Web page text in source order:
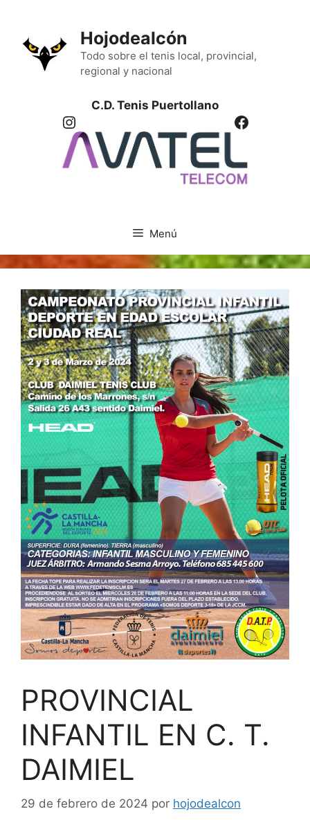
contenido
Hojodealcón
Todo sobre el tenis local, provincial,
regional y nacional
C.D. Tenis Puertollano
Instagram Facebook
Menú
PROVINCIAL
INFANTIL EN C. T.
DAIMIEL
29 de febrero de 2024 por hojodealcon